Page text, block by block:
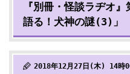
『別冊・怪談ラヂオ
語る！犬神の謎(3)」
2018年12月27日(木) 14時